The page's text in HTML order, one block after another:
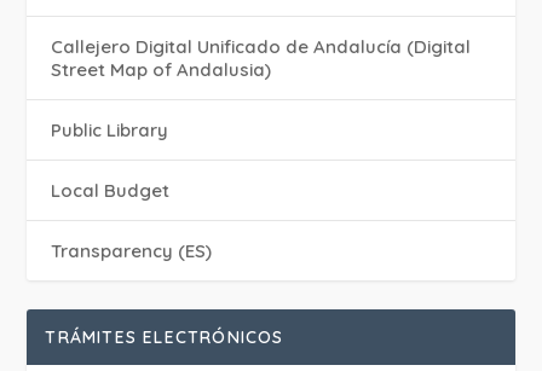
Callejero Digital Unificado de Andalucía (Digital
Street Map of Andalusia)
Public Library
Local Budget
Transparency (ES)
TRÁMITES ELECTRÓNICOS